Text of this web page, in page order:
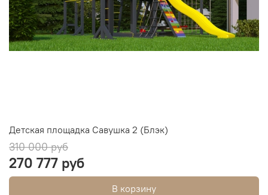
Детская площадка Савушка 2 (Блэк)
310 000 руб
270 777 руб
В корзину